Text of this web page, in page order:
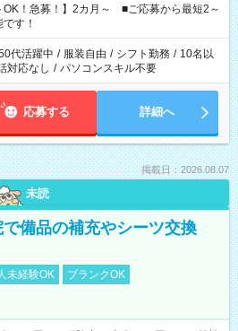
たくない」 など、ご希望を教えてください
の勤務時間。 合計で週40時間を超える場
。
OK！急募！】2カ月～ ■ご応募から最短2～
す！
代活躍中 / 服装自由 / シフト勤務 / 10名以
対応なし / パソコンスキル不要
応募する 詳細へ
掲載日：2026.08.07
未読
で備品の補充やシーツ交換
未経験OK
ブランクOK